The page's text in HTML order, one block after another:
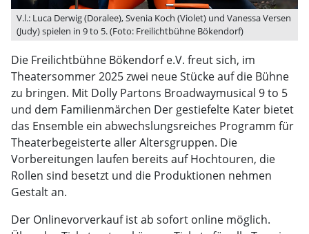
V.l.: Luca Derwig (Doralee), Svenia Koch (Violet) und Vanessa Versen
(Judy) spielen in 9 to 5. (Foto: Freilichtbühne Bökendorf)
Die Freilichtbühne Bökendorf e.V. freut sich, im
Theatersommer 2025 zwei neue Stücke auf die Bühne
zu bringen. Mit Dolly Partons Broadwaymusical 9 to 5
und dem Familienmärchen Der gestiefelte Kater bietet
das Ensemble ein abwechslungsreiches Programm für
Theaterbegeisterte aller Altersgruppen. Die
Vorbereitungen laufen bereits auf Hochtouren, die
Rollen sind besetzt und die Produktionen nehmen
Gestalt an.
Der Onlinevorverkauf ist ab sofort online möglich.